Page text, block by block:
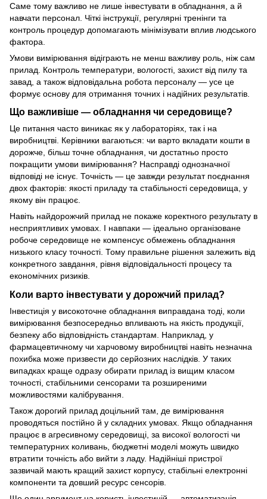
Саме тому важливо не лише інвестувати в обладнання, а й
навчати персонал. Чіткі інструкції, регулярні тренінги та
контроль процедур допомагають мінімізувати вплив людського
фактора.
Умови вимірювання відіграють не менш важливу роль, ніж сам
прилад. Контроль температури, вологості, захист від пилу та
завад, а також відповідальна робота персоналу — усе це
формує основу для отримання точних і надійних результатів.
Що важливіше — обладнання чи середовище?
Це питання часто виникає як у лабораторіях, так і на
виробництві. Керівники вагаються: чи варто вкладати кошти в
дорожче, більш точне обладнання, чи достатньо просто
покращити умови вимірювання? Насправді однозначної
відповіді не існує. Точність — це завжди результат поєднання
двох факторів: якості приладу та стабільності середовища, у
якому він працює.
Навіть найдорожчий прилад не покаже коректного результату в
несприятливих умовах. І навпаки — ідеально організоване
робоче середовище не компенсує обмежень обладнання
низького класу точності. Тому правильне рішення залежить від
конкретного завдання, рівня відповідальності процесу та
економічних ризиків.
Коли варто інвестувати у дорожчий прилад?
Інвестиція у високоточне обладнання виправдана тоді, коли
вимірювання безпосередньо впливають на якість продукції,
безпеку або відповідність стандартам. Наприклад, у
фармацевтичному чи харчовому виробництві навіть незначна
похибка може призвести до серйозних наслідків. У таких
випадках краще одразу обирати прилад із вищим класом
точності, стабільними сенсорами та розширеними
можливостями калібрування.
Також дорогий прилад доцільний там, де вимірювання
проводяться постійно й у складних умовах. Якщо обладнання
працює в агресивному середовищі, за високої вологості чи
температурних коливань, бюджетні моделі можуть швидко
втратити точність або вийти з ладу. Надійніші пристрої
зазвичай мають кращий захист корпусу, стабільні електронні
компоненти та довший ресурс сенсорів.